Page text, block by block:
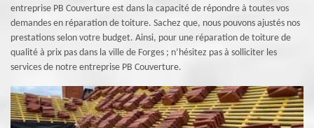
entreprise PB Couverture est dans la capacité de répondre à toutes vos
demandes en réparation de toiture. Sachez que, nous pouvons ajustés nos
prestations selon votre budget. Ainsi, pour une réparation de toiture de
qualité à prix pas dans la ville de Forges ; n’hésitez pas à solliciter les
services de notre entreprise PB Couverture.